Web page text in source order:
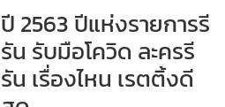
ปี 2563 ปีแห่งรายการรี
รัน รับมือโควิด ละครรี
รัน เรื่องไหน เรตติ้งดี